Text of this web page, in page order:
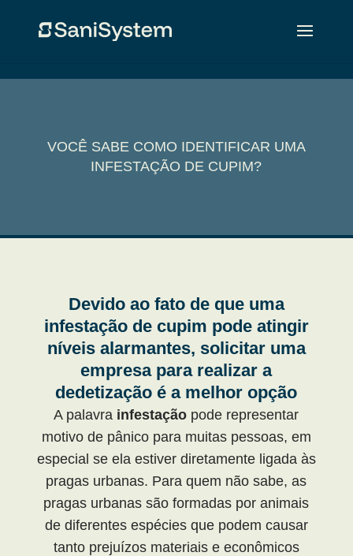
VOCÊ SABE COMO IDENTIFICAR UMA
INFESTAÇÃO DE CUPIM?
Devido ao fato de que uma
infestação de cupim pode atingir
níveis alarmantes, solicitar uma
empresa para realizar a
dedetização é a melhor opção
A palavra infestação pode representar
motivo de pânico para muitas pessoas, em
especial se ela estiver diretamente ligada às
pragas urbanas. Para quem não sabe, as
pragas urbanas são formadas por animais
de diferentes espécies que podem causar
tanto prejuízos materiais e econômicos